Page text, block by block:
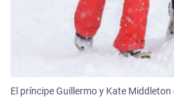
El príncipe Guillermo y Kate